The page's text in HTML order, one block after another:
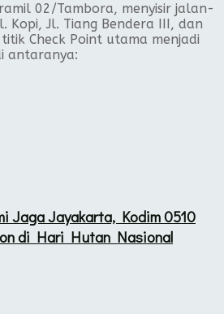
02/Tambora, menyisir jalan-
Kopi, Jl. Tiang Bendera III, dan
Check Point utama menjadi
antaranya:
Jaga Jayakarta, Kodim 0510
di Hari Hutan Nasional